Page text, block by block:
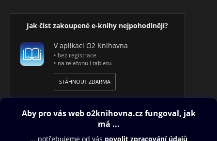
Jak číst zakoupené e-knihy nejpohodlněji?
V aplikaci O2 Knihovna
• bez registrace
• na telefonu i tabletu
STÁHNOUT ZDARMA